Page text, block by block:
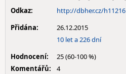
Odkaz:
http://dbher.cz/h11216
Přidána:
26.12.2015
10 let a 226 dní
Hodnocení:
25 (60-100 %)
Komentářů:
4